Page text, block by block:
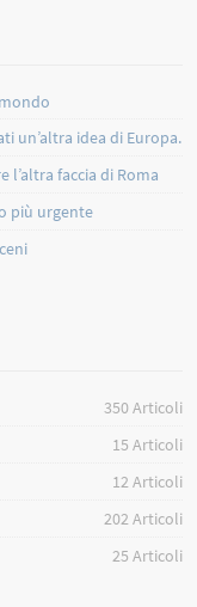
un’altra idea di Europa.
l’altra faccia di Roma
più urgente
350Articoli
15 Articoli
12Articoli
202Articoli
25 Articoli